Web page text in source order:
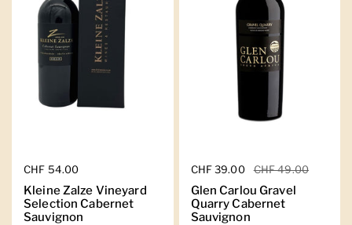
Regulärer Preis
CHF 54.00
Kleine Zalze Vineyard
Selection Cabernet
Sauvignon
Regulärer Preis
CHF 39.00 Sale-Preis
CHF 49.00
Glen Carlou Gravel
Quarry Cabernet
Sauvignon